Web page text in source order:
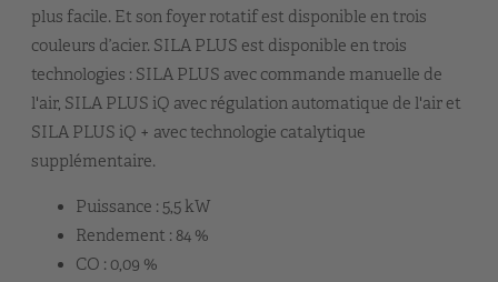
plus facile. Et son foyer rotatif est disponible en trois
couleurs d’acier. SILA PLUS est disponible en trois
technologies : SILA PLUS avec commande manuelle de
l'air, SILA PLUS iQ avec régulation automatique de l'air et
SILA PLUS iQ + avec technologie catalytique
supplémentaire.
Puissance : 5,5 kW
Rendement : 84 %
CO : 0,09 %